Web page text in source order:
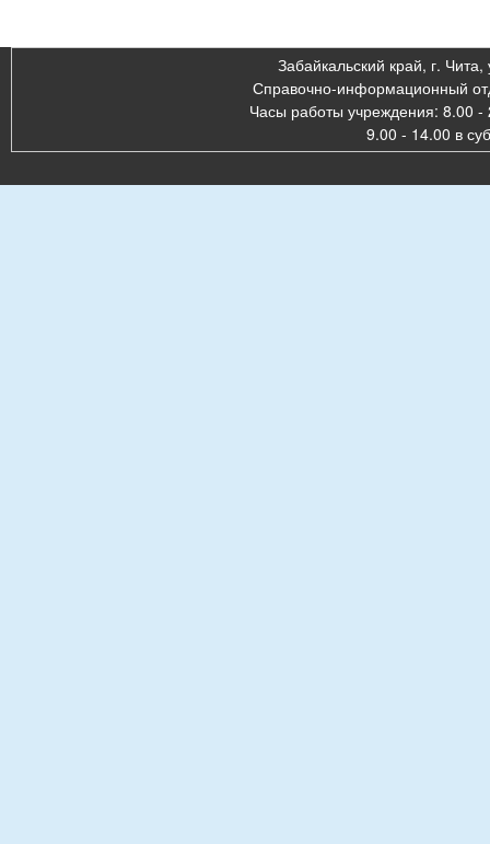
Забайкальский край, г. Чита,
Справочно-информационный
Часы работы учреждения: 8.00 -
9.00 - 14.00 в